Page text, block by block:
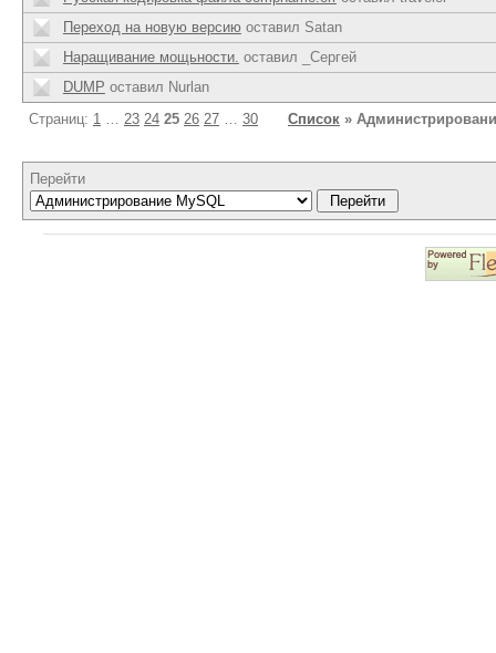
Переход на новую версию оставил Satan
Наращивание мощьности. оставил _Сергей
DUMP оставил Nurlan
Страниц: 1 23 24 25 26 27 30 Список »
Перейти